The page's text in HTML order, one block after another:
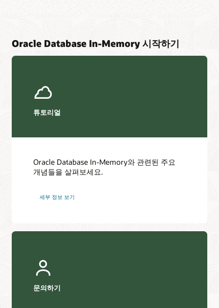
Oracle Database In-Memory 시작하기
튜토리얼
Oracle Database In-Memory와 관련된 주요
개념들을 살펴보세요.
세부 정보 보기
문의하기